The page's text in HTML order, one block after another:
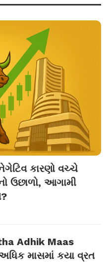
કારણો વચ્ચે
ઉછાળો, આગામી
Adhik Maas
માસમાં કયા વ્રત